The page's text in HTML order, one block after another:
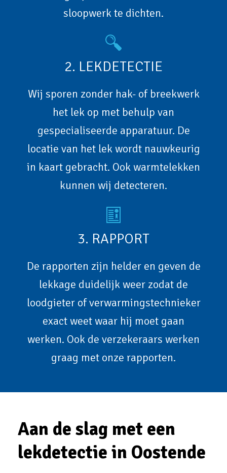
sloopwerk te dichten.
2. LEKDETECTIE
Wij sporen zonder hak- of breekwerk
het lek op met behulp van
gespecialiseerde apparatuur. De
locatie van het lek wordt nauwkeurig
in kaart gebracht. Ook warmtelekken
kunnen wij detecteren.
3. RAPPORT
De rapporten zijn helder en geven de
lekkage duidelijk weer zodat de
loodgieter of verwarmingstechnieker
exact weet waar hij moet gaan
werken. Ook de verzekeraars werken
graag met onze rapporten.
Aan de slag met een
lekdetectie in Oostende